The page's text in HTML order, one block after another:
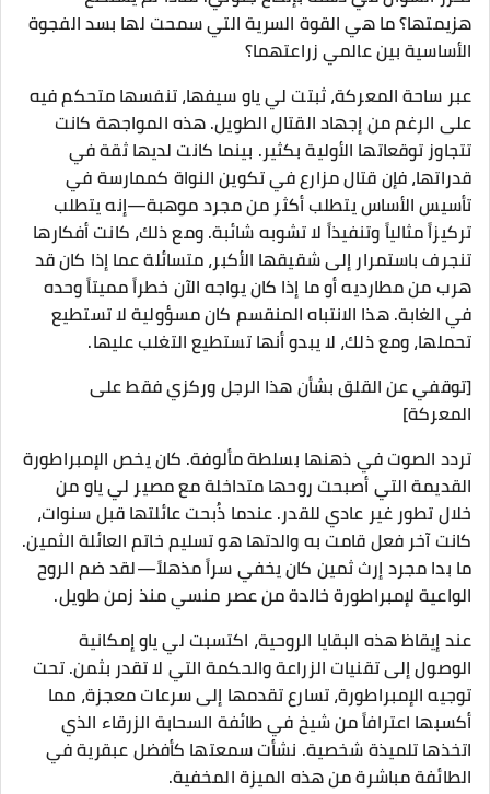
هزيمتها؟ ما هي القوة السرية التي سمحت لها بسد الفجوة
الأساسية بين عالمي زراعتهما؟
عبر ساحة المعركة، ثبتت لي ياو سيفها، تنفسها متحكم فيه
على الرغم من إجهاد القتال الطويل. هذه المواجهة كانت
تتجاوز توقعاتها الأولية بكثير. بينما كانت لديها ثقة في
قدراتها، فإن قتال مزارع في تكوين النواة كممارسة في
تأسيس الأساس يتطلب أكثر من مجرد موهبة—إنه يتطلب
تركيزاً مثالياً وتنفيذاً لا تشوبه شائبة. ومع ذلك، كانت أفكارها
تنجرف باستمرار إلى شقيقها الأكبر، متسائلة عما إذا كان قد
هرب من مطارديه أو ما إذا كان يواجه الآن خطراً مميتاً وحده
في الغابة. هذا الانتباه المنقسم كان مسؤولية لا تستطيع
تحملها، ومع ذلك، لا يبدو أنها تستطيع التغلب عليها.
[توقفي عن القلق بشأن هذا الرجل وركزي فقط على
المعركة]
تردد الصوت في ذهنها بسلطة مألوفة. كان يخص الإمبراطورة
القديمة التي أصبحت روحها متداخلة مع مصير لي ياو من
خلال تطور غير عادي للقدر. عندما ذُبحت عائلتها قبل سنوات،
كانت آخر فعل قامت به والدتها هو تسليم خاتم العائلة الثمين.
ما بدا مجرد إرث ثمين كان يخفي سراً مذهلاً—لقد ضم الروح
الواعية لإمبراطورة خالدة من عصر منسي منذ زمن طويل.
عند إيقاظ هذه البقايا الروحية، اكتسبت لي ياو إمكانية
الوصول إلى تقنيات الزراعة والحكمة التي لا تقدر بثمن. تحت
توجيه الإمبراطورة، تسارع تقدمها إلى سرعات معجزة، مما
أكسبها اعترافاً من شيخ في طائفة السحابة الزرقاء الذي
اتخذها تلميذة شخصية. نشأت سمعتها كأفضل عبقرية في
الطائفة مباشرة من هذه الميزة المخفية.